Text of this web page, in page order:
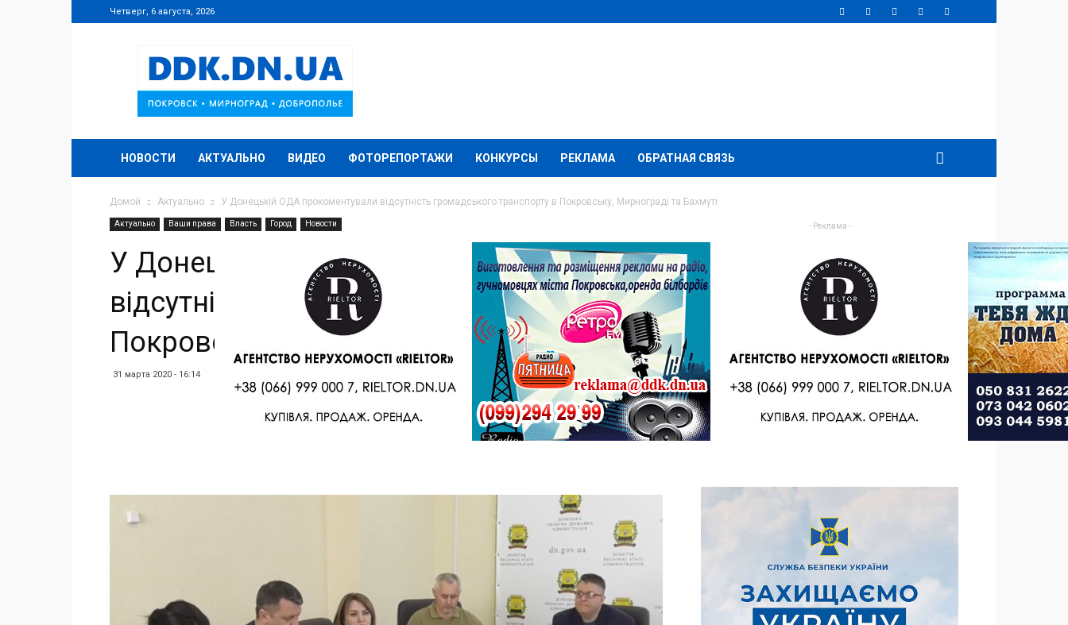
Четверг, 6 августа, 2026
DDK.DN.UA
НОВОСТИ АКТУАЛЬНО ВИДЕО ФОТОРЕПОРТАЖИ КОНКУРСЫ РЕКЛАМА ОБРАТНАЯ СВЯЗЬ
Домой Актуально У Донецькій ОДА прокоментували відсутність громадського транспорту в Покровську, Мирнограді та Бахмуті
Актуально Ваши права Власть Город Новости
У Донецькій ОДА прокоментували
відсутність громадського транспорту в
Покровську, Мирнограді та Бахмуті
31 марта 2020 - 16:14
- Реклама -